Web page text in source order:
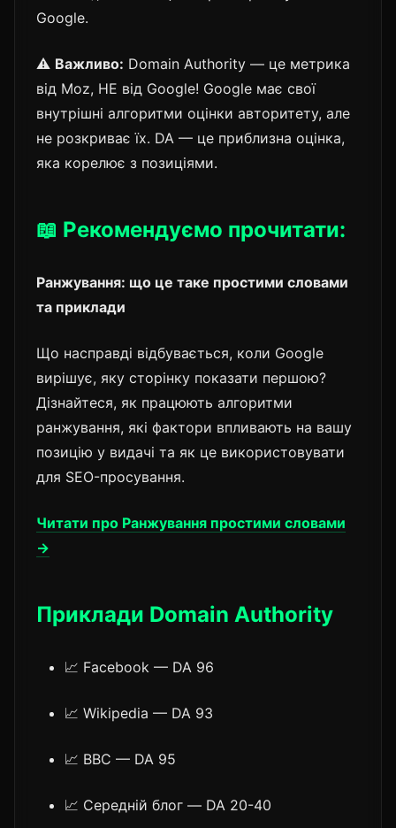
Google.
⚠️ Важливо: Domain Authority — це метрика
від Moz, НЕ від Google! Google має свої
внутрішні алгоритми оцінки авторитету, але
не розкриває їх. DA — це приблизна оцінка,
яка корелює з позиціями.
📖 Рекомендуємо прочитати:
Ранжування: що це таке простими словами
та приклади
Що насправді відбувається, коли Google
вирішує, яку сторінку показати першою?
Дізнайтеся, як працюють алгоритми
ранжування, які фактори впливають на вашу
позицію у видачі та як це використовувати
для SEO-просування.
Читати про Ранжування простими словами
→
Приклади Domain Authority
📈 Facebook — DA 96
📈 Wikipedia — DA 93
📈 BBC — DA 95
📈 Середній блог — DA 20-40